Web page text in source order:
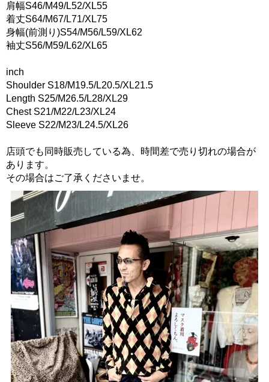
肩幅S46/M49/L52/XL55
着丈S64/M67/L71/XL75
身幅(前測り)S54/M56/L59/XL62
袖丈S56/M59/L62/XL65
inch
Shoulder S18/M19.5/L20.5/XL21.5
Length S25/M26.5/L28/XL29
Chest S21/M22/L23/XL24
Sleeve S22/M23/L24.5/XL26
店頭でも同時販売している為、時間差で売り切れの場合が
あります。
その場合はご了承くださいませ。